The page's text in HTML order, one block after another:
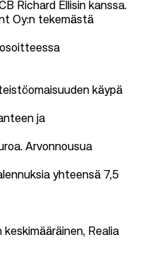
Richard Ellisin kanssa.
Oy:n tekemästä
käypä
ja
Arvonnousua
yhteensä 7,5
Realia